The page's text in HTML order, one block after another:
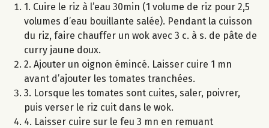
1. Cuire le riz à l’eau 30min (1 volume de riz pour 2,5
volumes d’eau bouillante salée). Pendant la cuisson
du riz, faire chauffer un wok avec 3 c. à s. de pâte de
curry jaune doux.
2. Ajouter un oignon émincé. Laisser cuire 1 mn
avant d’ajouter les tomates tranchées.
3. Lorsque les tomates sont cuites, saler, poivrer,
puis verser le riz cuit dans le wok.
4. Laisser cuire sur le feu 3 mn en remuant